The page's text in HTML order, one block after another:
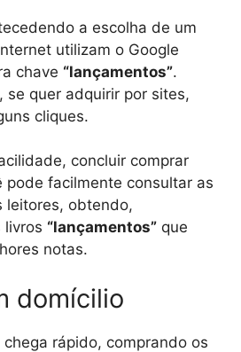
a escolha de um
utilizam o Google
chave “lançamentos”.
se quer adquirir por sites,
cliques.
concluir comprar
pode facilmente consultar as
leitores, obtendo,
livros “lançamentos” que
notas.
domícilio
rápido, comprando os